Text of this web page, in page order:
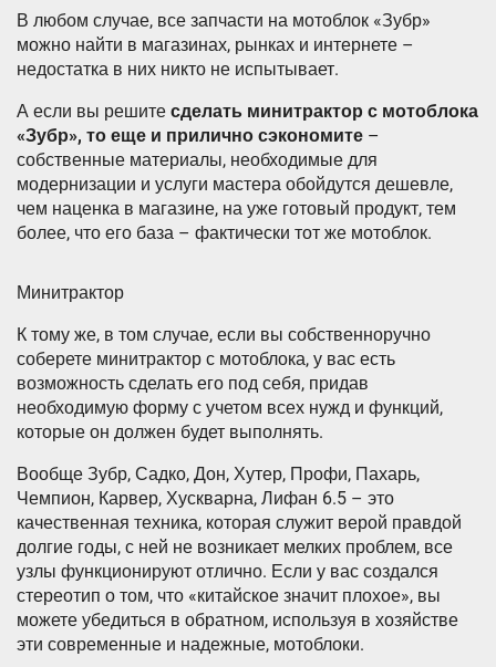
В любом случае, все запчасти на мотоблок «Зубр»
можно найти в магазинах, рынках и интернете –
недостатка в них никто не испытывает.
А если вы решите сделать минитрактор с мотоблока
«Зубр», то еще и прилично сэкономите –
собственные материалы, необходимые для
модернизации и услуги мастера обойдутся дешевле,
чем наценка в магазине, на уже готовый продукт, тем
более, что его база – фактически тот же мотоблок.
Минитрактор
К тому же, в том случае, если вы собственноручно
соберете минитрактор с мотоблока, у вас есть
возможность сделать его под себя, придав
необходимую форму с учетом всех нужд и функций,
которые он должен будет выполнять.
Вообще Зубр, Садко, Дон, Хутер, Профи, Пахарь,
Чемпион, Карвер, Хускварна, Лифан 6.5 – это
качественная техника, которая служит верой правдой
долгие годы, с ней не возникает мелких проблем, все
узлы функционируют отлично. Если у вас создался
стереотип о том, что «китайское значит плохое», вы
можете убедиться в обратном, используя в хозяйстве
эти современные и надежные, мотоблоки.